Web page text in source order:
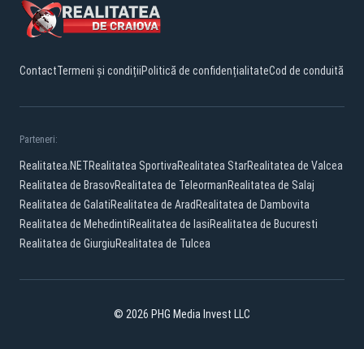
ContactTermeni și condițiiPolitică de confidențialitateCod de conduită
Parteneri:
Realitatea.NETRealitatea SportivaRealitatea StarRealitatea de Valcea
Realitatea de BrasovRealitatea de TeleormanRealitatea de Salaj
Realitatea de GalatiRealitatea de Arad Realitatea de Dambovita
Realitatea de MehedintiRealitatea de IasiRealitatea de Bucuresti
Realitatea de GiurgiuRealitatea de Tulcea
© 2026 PHG Media Invest LLC